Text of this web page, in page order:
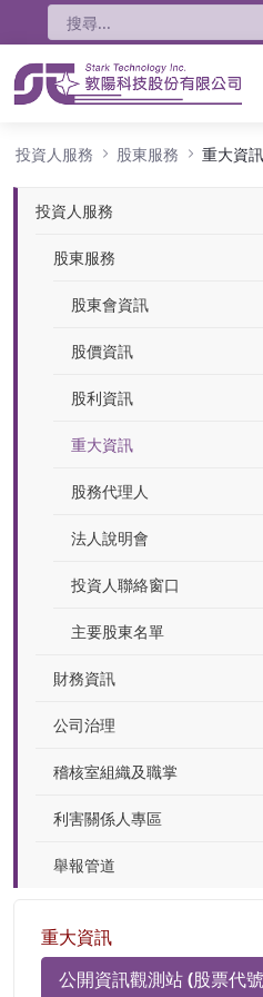
投資人服務 股東服務 重大資訊
投資人服務
股東服務
股東會資訊
股價資訊
股利資訊
重大資訊
股務代理人
法人說明會
投資人聯絡窗口
主要股東名單
財務資訊
公司治理
稽核室組織及職掌
利害關係人專區
舉報管道
重大資訊
公開資訊觀測站 (股票代